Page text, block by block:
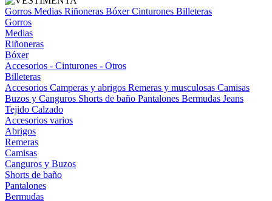
Gorros Medias Riñoneras BóxerCinturones Billeteras
Gorros
Medias
Riñoneras
Bóxer
Accesorios - Cinturones - Otros
Billeteras
Accesorios Camperas y abrigos Remeras y musculosas Camisas
Buzos y Canguros Shorts de baño Pantalones Bermudas Jeans
Tejido Calzado
Accesorios varios
Abrigos
Remeras
Camisas
Canguros y Buzos
Shorts de baño
Pantalones
Bermudas